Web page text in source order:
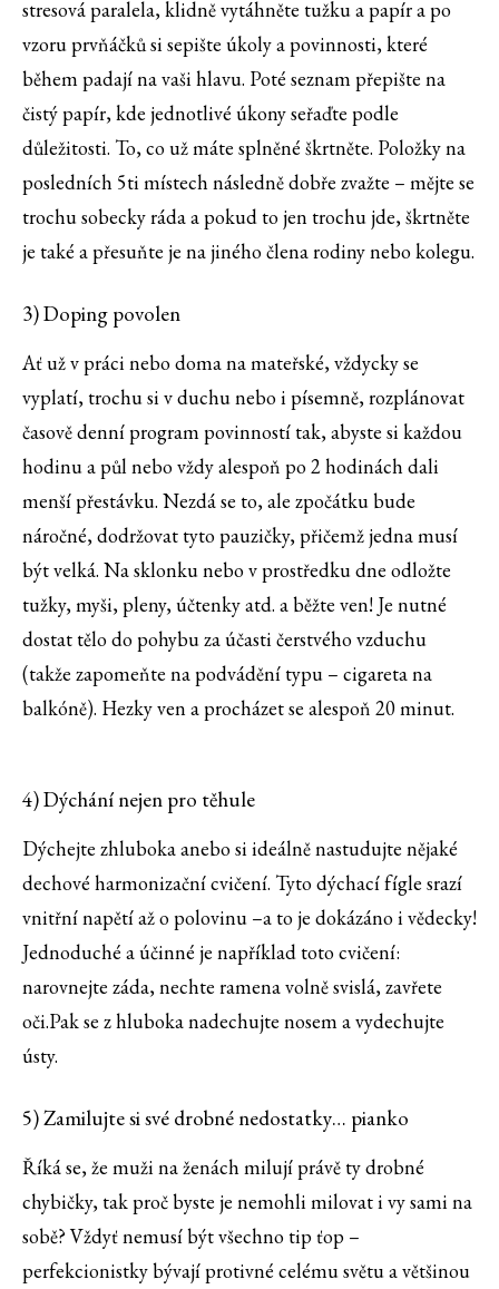
stresová paralela, klidně vytáhněte tužku a papír a po
vzoru prvňáčků si sepište úkoly a povinnosti, které
během padají na vaši hlavu. Poté seznam přepište na
čistý papír, kde jednotlivé úkony seřaďte podle
důležitosti. To, co už máte splněné škrtněte. Položky na
posledních 5ti místech následně dobře zvažte – mějte se
trochu sobecky ráda a pokud to jen trochu jde, škrtněte
je také a přesuňte je na jiného člena rodiny nebo kolegu.
3) Doping povolen
Ať už v práci nebo doma na mateřské, vždycky se
vyplatí, trochu si v duchu nebo i písemně, rozplánovat
časově denní program povinností tak, abyste si každou
hodinu a půl nebo vždy alespoň po 2 hodinách dali
menší přestávku. Nezdá se to, ale zpočátku bude
náročné, dodržovat tyto pauzičky, přičemž jedna musí
být velká. Na sklonku nebo v prostředku dne odložte
tužky, myši, pleny, účtenky atd. a běžte ven! Je nutné
dostat tělo do pohybu za účasti čerstvého vzduchu
(takže zapomeňte na podvádění typu – cigareta na
balkóně). Hezky ven a procházet se alespoň 20 minut.
4) Dýchání nejen pro těhule
Dýchejte zhluboka anebo si ideálně nastudujte nějaké
dechové harmonizační cvičení. Tyto dýchací fígle srazí
vnitřní napětí až o polovinu –a to je dokázáno i vědecky!
Jednoduché a účinné je například toto cvičení:
narovnejte záda, nechte ramena volně svislá, zavřete
oči.Pak se z hluboka nadechujte nosem a vydechujte
ústy.
5) Zamilujte si své drobné nedostatky… pianko
Říká se, že muži na ženách milují právě ty drobné
chybičky, tak proč byste je nemohli milovat i vy sami na
sobě? Vždyť nemusí být všechno tip ťop –
perfekcionistky bývají protivné celému světu a většinou